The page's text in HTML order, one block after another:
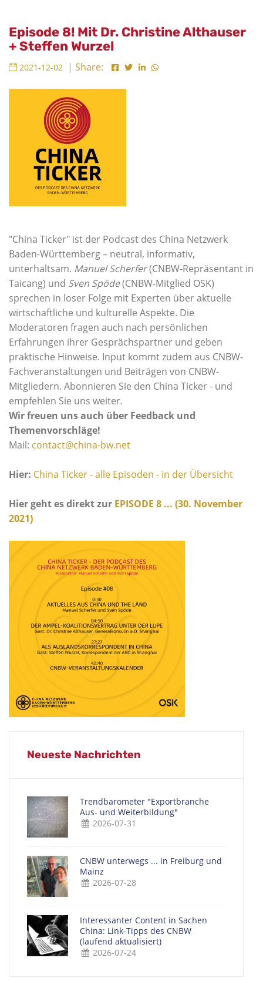
Episode 8! Mit Dr. Christine Althauser
+ Steffen Wurzel
2021-12-02 | Share:
"China Ticker" ist der Podcast des China Netzwerk
Baden-Württemberg – neutral, informativ,
unterhaltsam. Manuel Scherfer(CNBW-Repräsentant in
Taicang) und Sven Spöde(CNBW-Mitglied OSK)
sprechen in loser Folge mit Experten über aktuelle
wirtschaftliche und kulturelle Aspekte. Die
Moderatoren fragen auch nach persönlichen
Erfahrungen ihrer Gesprächspartner und geben
praktische Hinweise. Input kommt zudem aus CNBW-
Fachveranstaltungen und Beiträgen von CNBW-
Mitgliedern. Abonnieren Sie den China Ticker - und
empfehlen Sie uns weiter.
Wir freuen uns auch über Feedback und
Themenvorschläge!
Mail: contact@china-bw.net
Hier: China Ticker - alle Episoden - in der Übersicht
Hier geht es direkt zur EPISODE 8 ... (30. November
2021)
Neueste Nachrichten
Trendbarometer "Exportbranche
Aus- und Weiterbildung"
2026-07-31
CNBW unterwegs ... in Freiburg und
Mainz
2026-07-28
Interessanter Content in Sachen
China: Link-Tipps des CNBW
(laufend aktualisiert)
2026-07-24